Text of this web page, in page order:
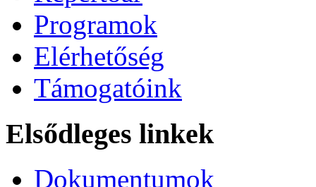
Programok
Elérhetőség
Támogatóink
Elsődleges linkek
Dokumentumok